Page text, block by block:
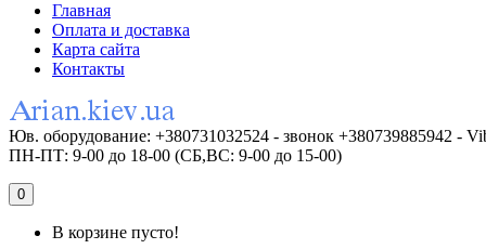
Главная
Оплата и доставка
Карта сайта
Контакты
Юв. оборудование: +380731032524 - звонок +380739885942 -
ПН-ПТ: 9-00 до 18-00 (СБ,ВС: 9-00 до 15-00)
0
В корзине пусто!